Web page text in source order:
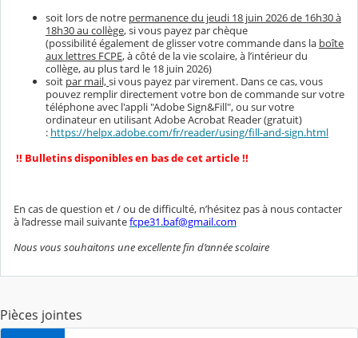
soit lors de notre permanence du jeudi 18 juin 2026 de 16h30 à
18h30 au collège, si vous payez par chèque
(possibilité également de glisser votre commande dans la boîte
aux lettres FCPE, à côté de la vie scolaire, à l’intérieur du
collège, au plus tard le 18 juin 2026)
soit par mail,si vous payez par virement. Dans ce cas, vous
pouvez remplir directement votre bon de commande sur votre
téléphone avec l'appli "Adobe Sign&Fill", ou sur votre
ordinateur en utilisant Adobe Acrobat Reader (gratuit)
: https://helpx.adobe.com/fr/reader/using/fill-and-sign.html
!! Bulletins disponibles en bas de cet article !!
En cas de question et / ou de difficulté, n’hésitez pas à nous contacter
à l’adresse mail suivantefcpe31.baf@gmail.com
Nous vous souhaitons une excellente fin d’année scolaire
Pièces jointes